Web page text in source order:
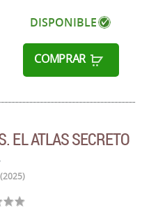
DISPONIBLE
COMPRAR
EL ATLAS SECRETO